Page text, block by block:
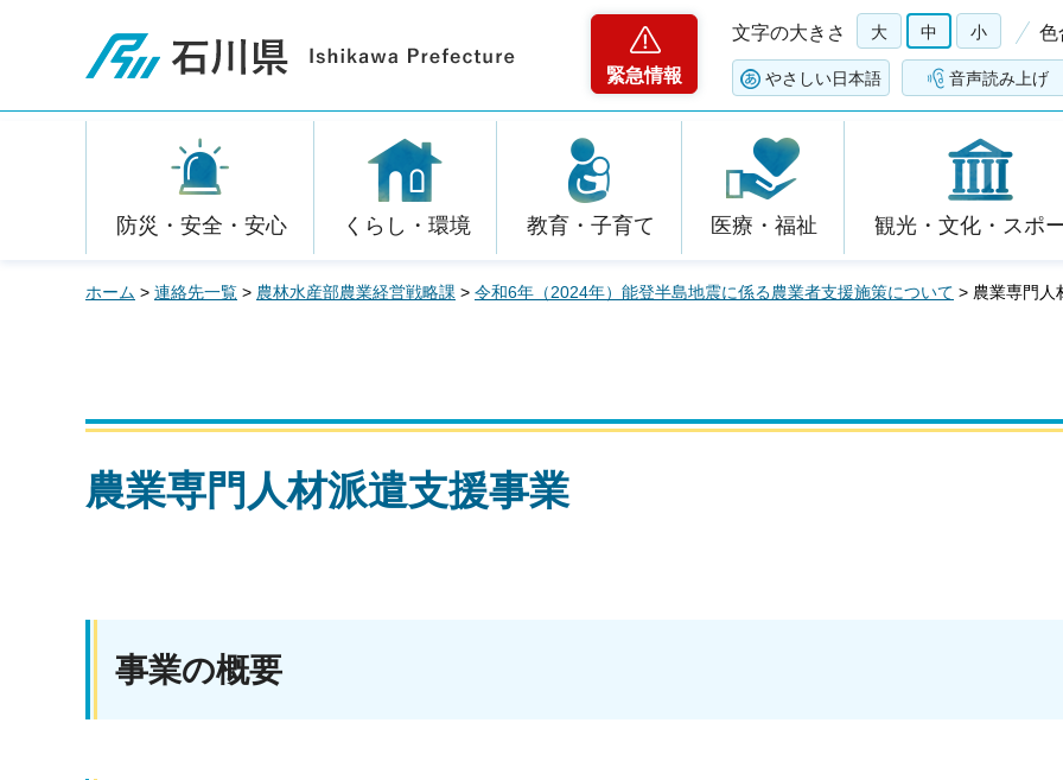
石川県
緊急情報
文字の大きさ 大 中 小 色
やさしい日本語 音声読み上げ
防災・安全・安心 くらし・環境 教育・子育て 医療・福祉 観光・文化・スポ
ホーム > 連絡先一覧 > 農林水産部農業経営戦略課 > 令和6年（2024年）能登半島地震に係る農業者支援施策について > 農業専門人
農業専門人材派遣支援事業
事業の概要